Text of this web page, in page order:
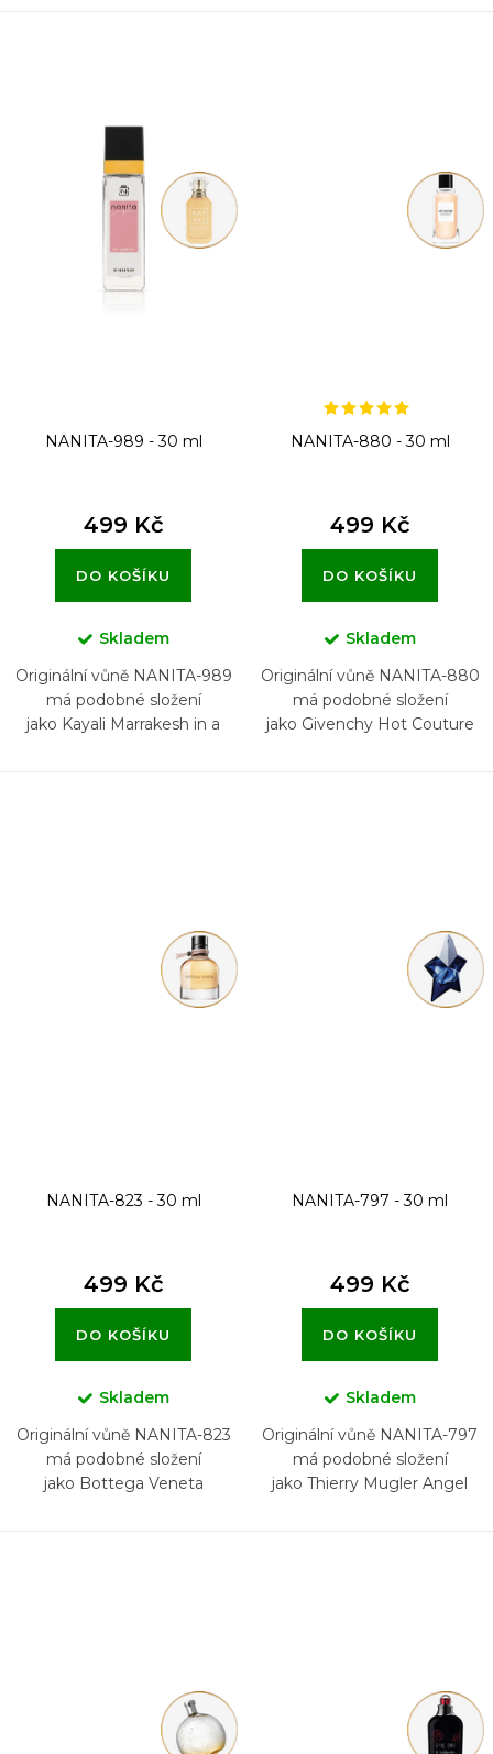
NANITA-989 - 30 ml
499 Kč
DO KOŠÍKU
Skladem
Originální vůně NANITA-989
má podobné složení
jako Kayali Marrakesh in a
NANITA-880 - 30 ml
499 Kč
DO KOŠÍKU
Skladem
Originální vůně NANITA-880
má podobné složení
jako Givenchy Hot Couture
NANITA-823 - 30 ml
499 Kč
DO KOŠÍKU
Skladem
Originální vůně NANITA-823
má podobné složení
jako Bottega Veneta
NANITA-797 - 30 ml
499 Kč
DO KOŠÍKU
Skladem
Originální vůně NANITA-797
má podobné složení
jako Thierry Mugler Angel